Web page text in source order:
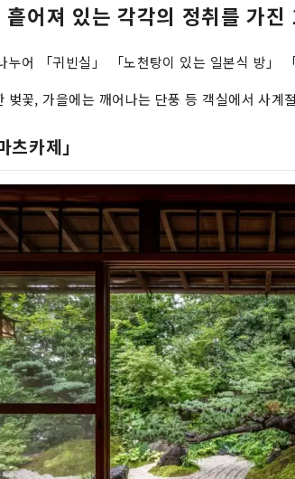
니다. 2023년 7월에 미키하우스 총연 “웰컴 베이
카타군 신온천초탕 1326 ・베쓰쇼 온천 미도리야 나가노현 우에다시 벳쇼 온천에 2023년 8월
쇼에서 금메달을 수상한 정원을 재현. 사계절의
초록에 둘러싸인 공간에서 보내는 극상의 "편안
자 여행에도 추천입니다. 공식 HP：https://www.midoriya-ryokan.jp/bessho/ 나가노현
우에다시 벳쇼 온천 225 진야 그룹에서는 일본 전국의 여관의 경영 개혁과 지방 창생에 공헌하는
사업을 폭넓게 전개하고 있습니다. ■진야 커넥트
발, 판매, 지원 https://www.jinya-
환대를 실현하기 위한 면적 IT 솔루션 제공
흩어져 있는 각각의 정취를 가
누어 「귀빈실」 「노천탕이 있는 일본식 방」
벚꽃, 가을에는 깨어나는 단풍 등 객실에서 사계
카제」